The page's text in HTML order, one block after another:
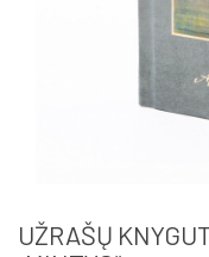
UŽRAŠŲ